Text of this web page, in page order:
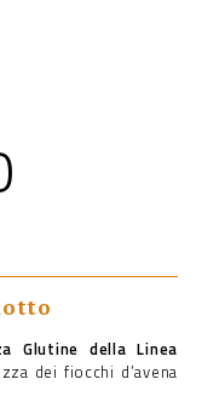
Glutine della Linea
dei fiocchi d’avena